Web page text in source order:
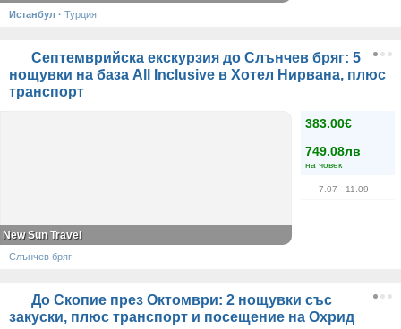
Истанбул · Турция
Септемврийска екскурзия до Слънчев бряг: 5
нощувки на база All Inclusive в Хотел Нирвана, плюс
транспорт
383.00€
749.08лв
на човек
7.07 - 11.09
New Sun Travel
Слънчев бряг
До Скопие през Октомври: 2 нощувки със
закуски, плюс транспорт и посещение на Охрид